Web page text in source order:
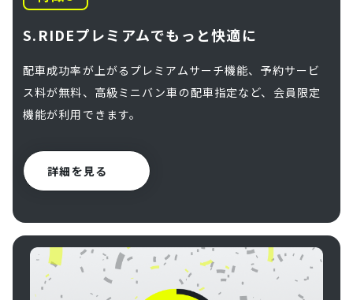
S.RIDEプレミアムでもっと快適に
配車成功率が上がるプレミアムサーチ機能、予約サービ
ス料が無料、高級ミニバン車の配車指定など、会員限定
機能が利用できます。
詳細を見る